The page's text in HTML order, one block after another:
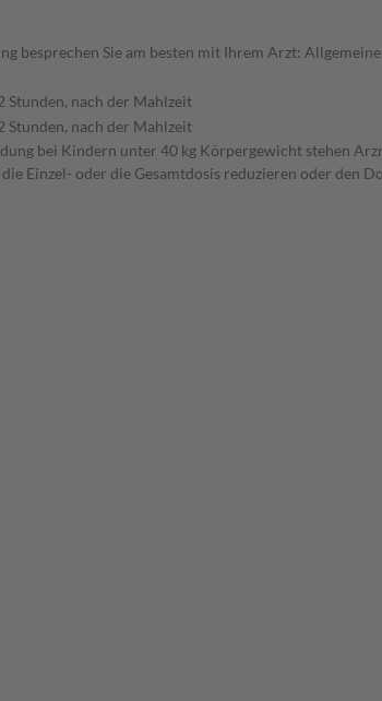
besprechen Sie am besten mit Ihrem Arzt:
Stunden, nach der Mahlzeit
Stunden, nach der Mahlzeit
bei Kindern unter 40 kg Körpergewicht stehen
Einzel- oder die Gesamtdosis reduzieren oder den